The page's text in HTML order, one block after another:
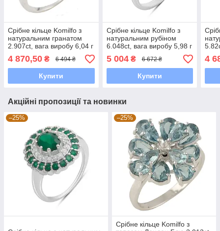
Срібне кільце Komilfo з
натуральним гранатом
2.907ct, вага виробу 6,04 г
(0477633) 17.5 розмір
4 870,50 ₴ 6 494 ₴
Купити
Срібне кільце Komilfo з
натуральним рубіном
6.048ct, вага виробу 5,98 г
(2188001) 17.5 розмір
5 004₴ 6 672 ₴
Купити
18.5
4
Акційні пропозиції та новинки
–25% –25%
Срібне кільце Komilfo з